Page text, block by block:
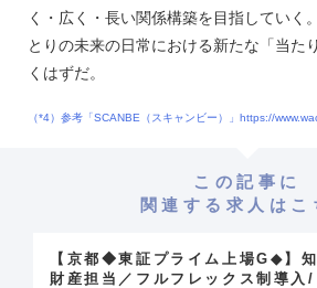
く・広く・長い関係構築を目指していく
とりの未来の日常における新たな「当た
くはずだ。
（*4）参考「SCANBE（スキャンビー）」https://
この記事に
関連する求人はこ
【京都◆東証プライム上場G◆】
財産担当／フルフレックス制導入/